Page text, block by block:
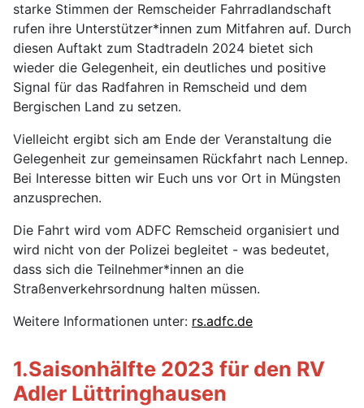
starke Stimmen der Remscheider Fahrradlandschaft
rufen ihre Unterstützer*innen zum Mitfahren auf. Durch
diesen Auftakt zum Stadtradeln 2024 bietet sich
wieder die Gelegenheit, ein deutliches und positive
Signal für das Radfahren in Remscheid und dem
Bergischen Land zu setzen.
Vielleicht ergibt sich am Ende der Veranstaltung die
Gelegenheit zur gemeinsamen Rückfahrt nach Lennep.
Bei Interesse bitten wir Euch uns vor Ort in Müngsten
anzusprechen.
Die Fahrt wird vom ADFC Remscheid organisiert und
wird nicht von der Polizei begleitet - was bedeutet,
dass sich die Teilnehmer*innen an die
Straßenverkehrsordnung halten müssen.
Weitere Informationen unter: rs.adfc.de
1.Saisonhälfte 2023 für den RV
Adler Lüttringhausen